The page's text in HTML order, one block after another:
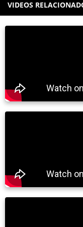
VIDEOS